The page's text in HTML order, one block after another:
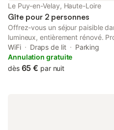
Le Puy-en-Velay, Haute-Loire
Gîte pour 2 personnes
Offrez-vous un séjour paisible
lumineux, entièrement rénové.
conviviale avec un canapé et
privé et une vue dégagée sur la
toute équipée. La chambre
WiFi Draps de lit
Parking
Annulation gratuite
dès 65 € par nuit